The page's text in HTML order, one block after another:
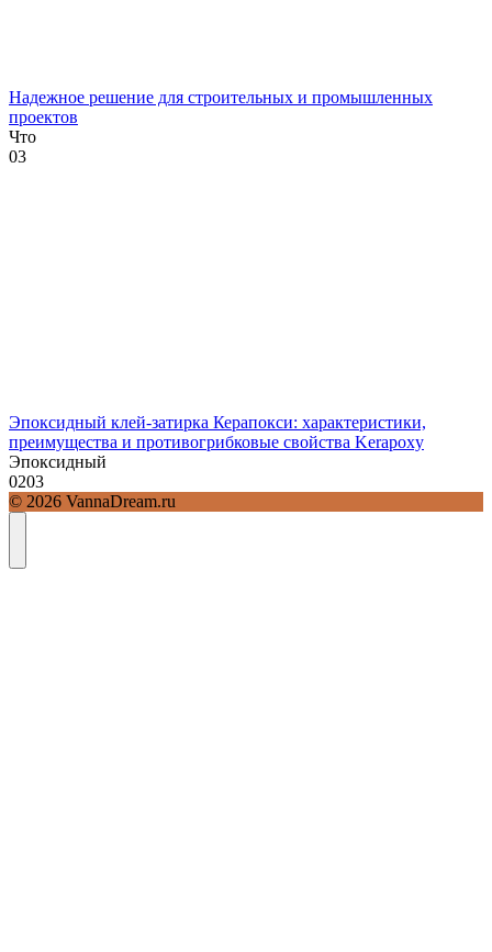
Надежное решение для строительных и промышленных
проектов
Что
03
Эпоксидный клей-затирка Керапокси: характеристики,
преимущества и противогрибковые свойства Kerapoxy
Эпоксидный
0203
© 2026 VannaDream.ru